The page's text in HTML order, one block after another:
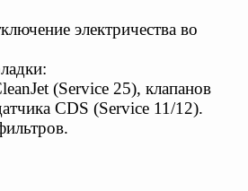
электричества во
(Service 25), клапанов
CDS (Service 11/12).